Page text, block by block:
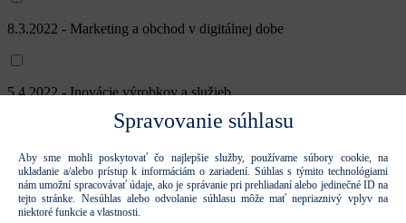
Spravovanie súhlasu
Aby sme mohli poskytovať čo najlepšie služby, používame súbory cookie, na
ukladanie a/alebo prístup k informáciám o zariadení. Súhlas s týmito technológiami
nám umožní spracovávať údaje, ako je správanie pri prehliadaní alebo jedinečné ID na
tejto stránke. Nesúhlas alebo odvolanie súhlasu môže mať nepriaznivý vplyv na
niektoré funkcie a vlastnosti.
8.3.2022 - Marketing a obchod v digitálnej dobe
5.4.2022 - Inovácie výrobkov a služieb
3.5.2022 - Inovácie procesov a podnikateľských modelov
7.6.2022 - Sieťové organizácie a firmy vo firme